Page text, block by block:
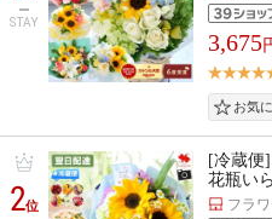
STAY
3,675
2位
[冷蔵便
花瓶い
フラ